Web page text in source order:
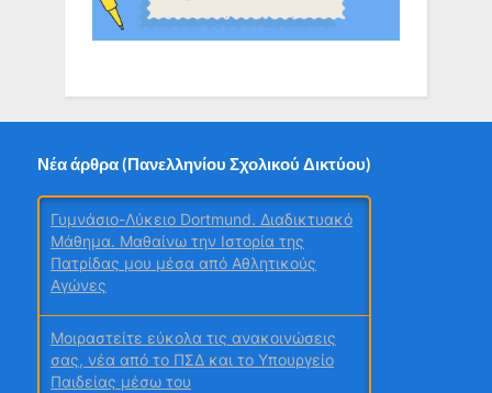
Νέα άρθρα (Πανελληνίου Σχολικού Δικτύου)
Γυμνάσιο-Λύκειο Dortmund. Διαδικτυακό
Μάθημα. Μαθαίνω την Ιστορία της
Πατρίδας μου μέσα από Αθλητικούς
Αγώνες
Μοιραστείτε εύκολα τις ανακοινώσεις
σας, νέα από το ΠΣΔ και το Υπουργείο
Παιδείας μέσω του